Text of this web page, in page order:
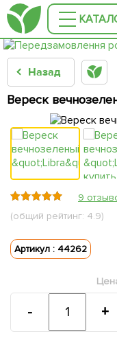
Назад
Вереск
9
(общий рейтинг: 4.9)
Артикул : 44262
- +